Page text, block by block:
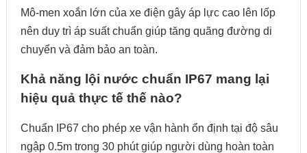
Mô-men xoắn lớn của xe điện gây áp lực cao lên lốp
nên duy trì áp suất chuẩn giúp tăng quãng đường di
chuyển và đảm bảo an toàn.
Khả năng lội nước chuẩn IP67 mang lại
hiệu quả thực tế thế nào?
Chuẩn IP67 cho phép xe vận hành ổn định tại độ sâu
ngập 0.5m trong 30 phút giúp người dùng hoàn toàn